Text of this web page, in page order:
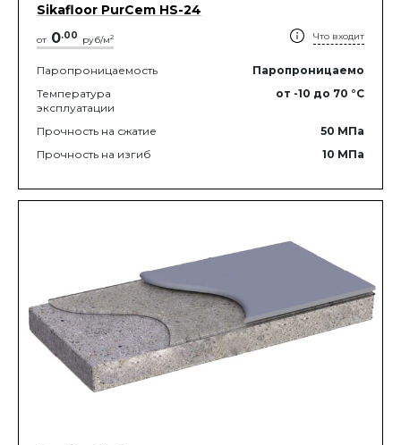
Sikafloor PurCem HS-24
от 0.00 руб/м2 Что входит
Паропроницаемость
Паропроницаемо
Температура
эксплуатации
от -10 до 70 °C
Прочность на сжатие 50 МПа
Прочность на изгиб
10 МПа